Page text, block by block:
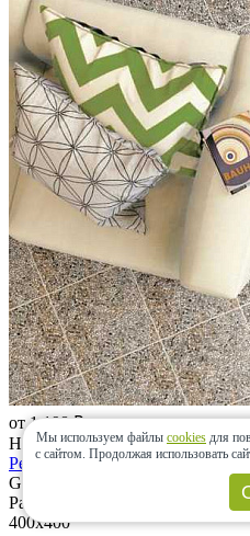
от 1 198 ₽
Нет в наличии
Pebble
GRASARO (Россия)
Размеры:
400x400
Мы используем файлы cookies для
с сайтом. Продолжая использовать